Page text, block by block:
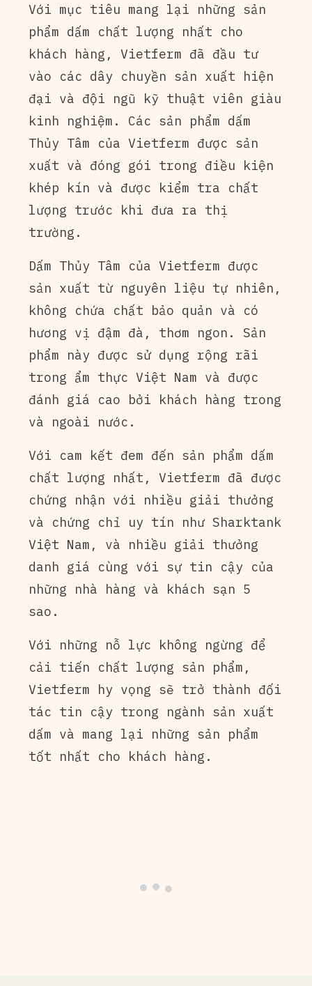
Với mục tiêu mang lại những sản
phẩm dấm chất lượng nhất cho
khách hàng, Vietferm đã đầu tư
vào các dây chuyền sản xuất hiện
đại và đội ngũ kỹ thuật viên giàu
kinh nghiệm. Các sản phẩm dấm
Thủy Tâm của Vietferm được sản
xuất và đóng gói trong điều kiện
khép kín và được kiểm tra chất
lượng trước khi đưa ra thị
trường.
Dấm Thủy Tâm của Vietferm được
sản xuất từ nguyên liệu tự nhiên,
không chứa chất bảo quản và có
hương vị đậm đà, thơm ngon. Sản
phẩm này được sử dụng rộng rãi
trong ẩm thực Việt Nam và được
đánh giá cao bởi khách hàng trong
và ngoài nước.
Với cam kết đem đến sản phẩm dấm
chất lượng nhất, Vietferm đã được
chứng nhận với nhiều giải thưởng
và chứng chỉ uy tín như Sharktank
Việt Nam, và nhiều giải thưởng
danh giá cùng với sự tin cậy của
những nhà hàng và khách sạn 5
sao.
Với những nỗ lực không ngừng để
cải tiến chất lượng sản phẩm,
Vietferm hy vọng sẽ trở thành đối
tác tin cậy trong ngành sản xuất
dấm và mang lại những sản phẩm
tốt nhất cho khách hàng.